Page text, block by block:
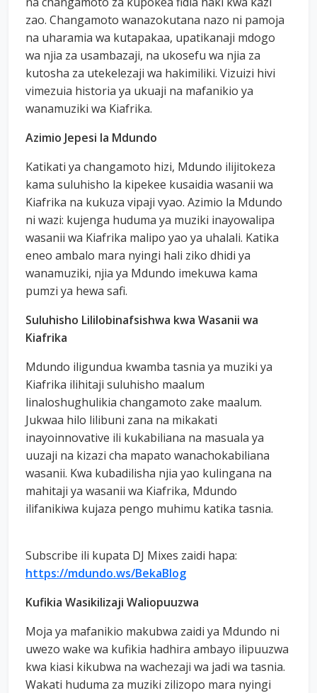
zao. Changamoto wanazokutana nazo ni pamoja
na uharamia wa kutapakaa, upatikanaji mdogo
wa njia za usambazaji, na ukosefu wa njia za
kutosha za utekelezaji wa hakimiliki. Vizuizi hivi
vimezuia historia ya ukuaji na mafanikio ya
wanamuziki wa Kiafrika.
Azimio Jepesi la Mdundo
Katikati ya changamoto hizi, Mdundo ilijitokeza
kama suluhisho la kipekee kusaidia wasanii wa
Kiafrika na kukuza vipaji vyao. Azimio la Mdundo
ni wazi: kujenga huduma ya muziki inayowalipa
wasanii wa Kiafrika malipo yao ya uhalali. Katika
eneo ambalo mara nyingi hali ziko dhidi ya
wanamuziki, njia ya Mdundo imekuwa kama
pumzi ya hewa safi.
Suluhisho Lililobinafsishwa kwa Wasanii wa
Kiafrika
Mdundo iligundua kwamba tasnia ya muziki ya
Kiafrika ilihitaji suluhisho maalum
linaloshughulikia changamoto zake maalum.
Jukwaa hilo lilibuni zana na mikakati
inayoinnovative ili kukabiliana na masuala ya
uuzaji na kizazi cha mapato wanachokabiliana
wasanii. Kwa kubadilisha njia yao kulingana na
mahitaji ya wasanii wa Kiafrika, Mdundo
ilifanikiwa kujaza pengo muhimu katika tasnia.
Subscribe ili kupata DJ Mixes zaidi hapa:
https://mdundo.ws/BekaBlog
Kufikia Wasikilizaji Waliopuuzwa
Moja ya mafanikio makubwa zaidi ya Mdundo ni
uwezo wake wa kufikia hadhira ambayo ilipuuzwa
kwa kiasi kikubwa na wachezaji wa jadi wa tasnia.
Wakati huduma za muziki zilizopo mara nyingi